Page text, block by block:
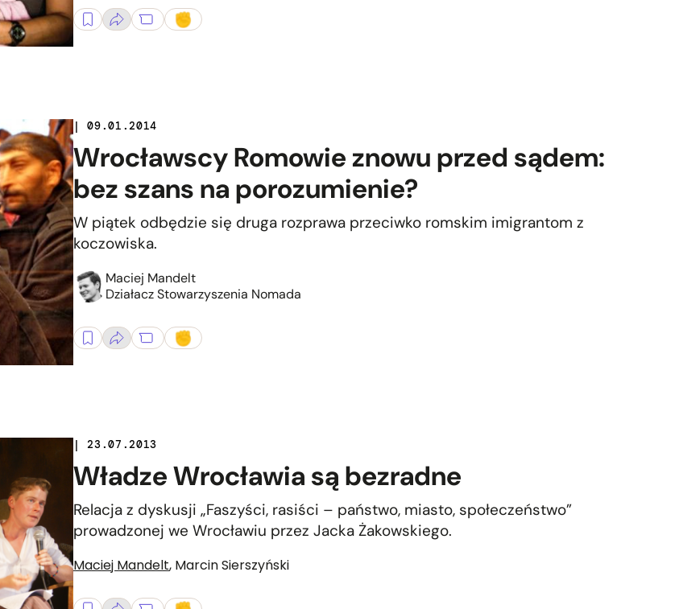
| 09.01.2014
Wrocławscy Romowie znowu przed sądem:
bez szans na porozumienie?
W piątek odbędzie się druga rozprawa przeciwko romskim imigrantom z
koczowiska.
Maciej Mandelt
Działacz Stowarzyszenia Nomada
| 23.07.2013
Władze Wrocławia są bezradne
Relacja z dyskusji „Faszyści, rasiści – państwo, miasto, społeczeństwo”
prowadzonej we Wrocławiu przez Jacka Żakowskiego.
Maciej Mandelt, Marcin Sierszyński